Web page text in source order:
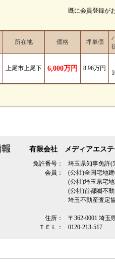
既に会員登録が
所在地 価格 坪単価
上尾市上尾下
6,000万円 8.96万円
有限会社 メディアエステ
免許番号：
埼玉県知事免許
会員：
(公社)全国宅地
(公社)埼玉県宅
(公社)首都圏不
埼玉不動産査定
住所：
〒362‐0001 埼玉
ＴＥＬ：
0120-213-517